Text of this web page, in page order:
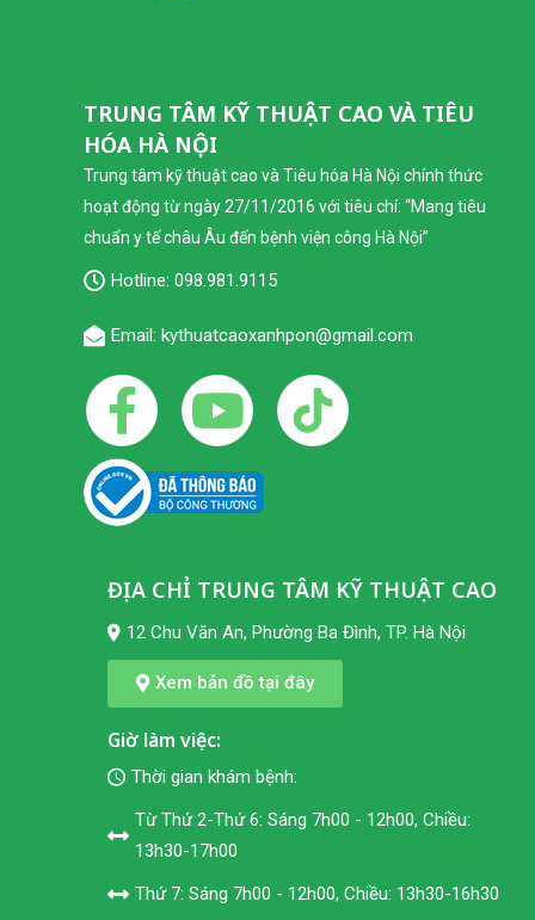
TRUNG TÂM KỸ THUẬT CAO VÀ TIÊU
HÓA HÀ NỘI
Trung tâm kỹ thuật cao và Tiêu hóa Hà Nội chính thức
hoạt động từ ngày 27/11/2016 với tiêu chí: “Mang tiêu
chuẩn y tế châu Âu đến bệnh viện công Hà Nội”
Hotline: 098.981.9115
Email: kythuatcaoxanhpon@gmail.com
ĐỊA CHỈ TRUNG TÂM KỸ THUẬT CAO
12 Chu Văn An, Phường Ba Đình, TP. Hà Nội
Xem bản đồ tại đây
Giờ làm việc:
Thời gian khám bệnh:
Từ Thứ 2-Thứ 6: Sáng 7h00 - 12h00, Chiều:
13h30-17h00
Thứ 7: Sáng 7h00 - 12h00, Chiều: 13h30-16h30